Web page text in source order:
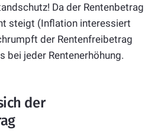
Da der Rentenbetrag
steigt (Inflation interessiert
der Rentenfreibetrag
bei jeder Rentenerhöhung.
der